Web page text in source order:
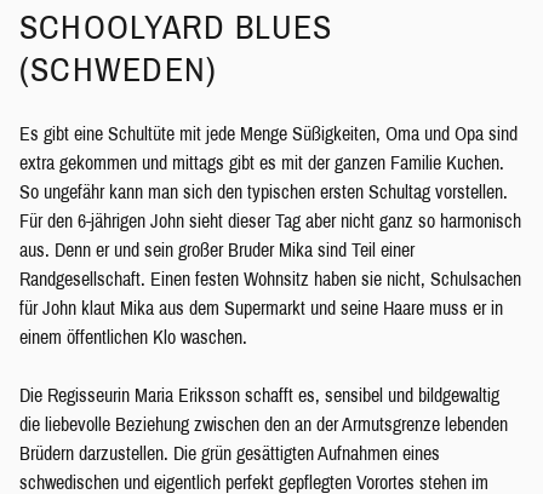
SCHOOLYARD BLUES
(SCHWEDEN)
Es gibt eine Schultüte mit jede Menge Süßigkeiten, Oma und Opa sind
extra gekommen und mittags gibt es mit der ganzen Familie Kuchen.
So ungefähr kann man sich den typischen ersten Schultag vorstellen.
Für den 6-jährigen John sieht dieser Tag aber nicht ganz so harmonisch
aus. Denn er und sein großer Bruder Mika sind Teil einer
Randgesellschaft. Einen festen Wohnsitz haben sie nicht, Schulsachen
für John klaut Mika aus dem Supermarkt und seine Haare muss er in
einem öffentlichen Klo waschen.
Die Regisseurin Maria Eriksson schafft es, sensibel und bildgewaltig
die liebevolle Beziehung zwischen den an der Armutsgrenze lebenden
Brüdern darzustellen. Die grün gesättigten Aufnahmen eines
schwedischen und eigentlich perfekt gepflegten Vorortes stehen im